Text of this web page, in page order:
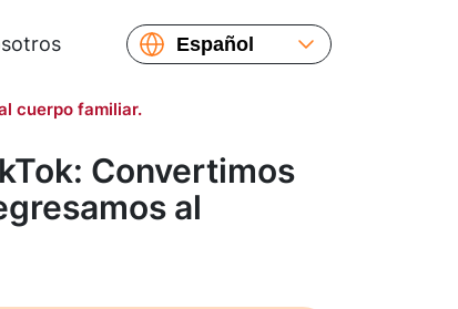
Español
Français
繁體中文
cuerpo familiar.
Convertimos
al